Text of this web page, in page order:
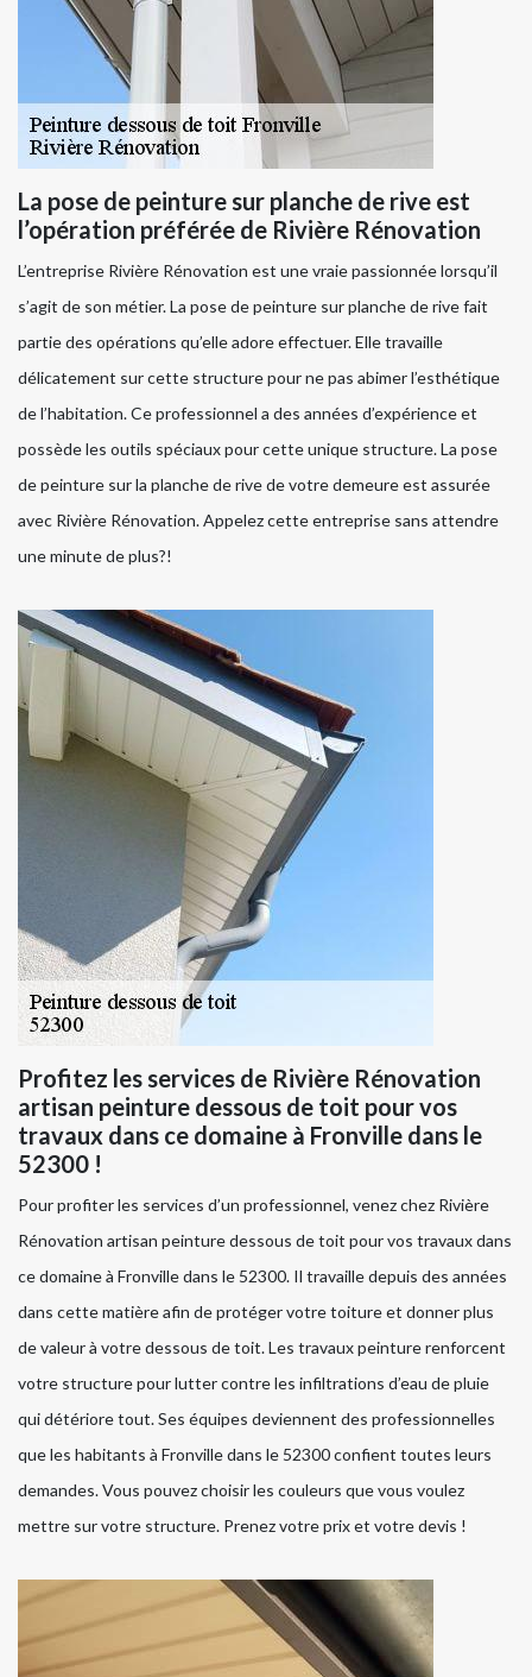
La pose de peinture sur planche de rive est
l’opération préférée de Rivière Rénovation
L’entreprise Rivière Rénovation est une vraie passionnée lorsqu’il
s’agit de son métier. La pose de peinture sur planche de rive fait
partie des opérations qu’elle adore effectuer. Elle travaille
délicatement sur cette structure pour ne pas abimer l’esthétique
de l’habitation. Ce professionnel a des années d’expérience et
possède les outils spéciaux pour cette unique structure. La pose
de peinture sur la planche de rive de votre demeure est assurée
avec Rivière Rénovation. Appelez cette entreprise sans attendre
une minute de plus?!
Profitez les services de Rivière Rénovation
artisan peinture dessous de toit pour vos
travaux dans ce domaine à Fronville dans le
52300 !
Pour profiter les services d’un professionnel, venez chez Rivière
Rénovation artisan peinture dessous de toit pour vos travaux dans
ce domaine à Fronville dans le 52300. Il travaille depuis des années
dans cette matière afin de protéger votre toiture et donner plus
de valeur à votre dessous de toit. Les travaux peinture renforcent
votre structure pour lutter contre les infiltrations d’eau de pluie
qui détériore tout. Ses équipes deviennent des professionnelles
que les habitants à Fronville dans le 52300 confient toutes leurs
demandes. Vous pouvez choisir les couleurs que vous voulez
mettre sur votre structure. Prenez votre prix et votre devis !